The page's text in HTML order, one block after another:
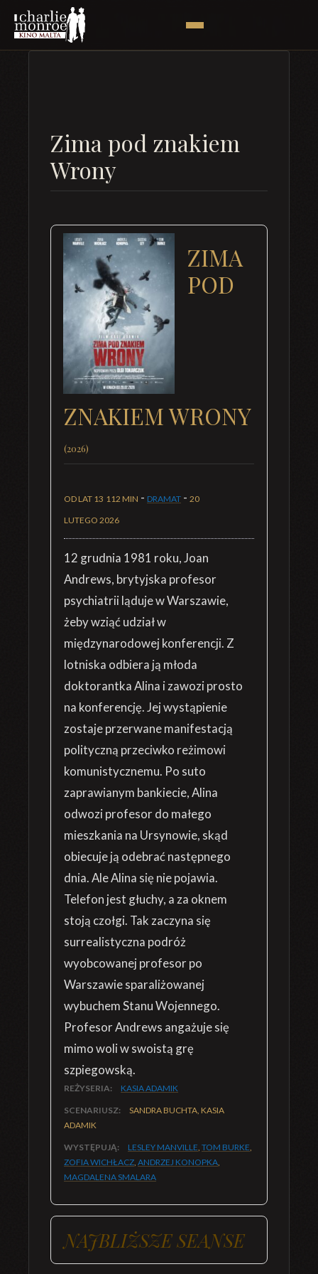
Zima pod znakiem
Wrony
ZIMA
POD
ZNAKIEM WRONY
(2026)
OD LAT 13 112 MIN - DRAMAT - 20
LUTEGO 2026
12 grudnia 1981 roku, Joan
Andrews, brytyjska profesor
psychiatrii ląduje w Warszawie,
żeby wziąć udział w
międzynarodowej konferencji. Z
lotniska odbiera ją młoda
doktorantka Alina i zawozi prosto
na konferencję. Jej wystąpienie
zostaje przerwane manifestacją
polityczną przeciwko reżimowi
komunistycznemu. Po suto
zaprawianym bankiecie, Alina
odwozi profesor do małego
mieszkania na Ursynowie, skąd
obiecuje ją odebrać następnego
dnia. Ale Alina się nie pojawia.
Telefon jest głuchy, a za oknem
stoją czołgi. Tak zaczyna się
surrealistyczna podróż
wyobcowanej profesor po
Warszawie sparaliżowanej
wybuchem Stanu Wojennego.
Profesor Andrews angażuje się
mimo woli w swoistą grę
szpiegowską.
REŻYSERIA: KASIA ADAMIK
SCENARIUSZ:
SANDRA BUCHTA, KASIA
ADAMIK
WYSTĘPUJĄ: LESLEY MANVILLE, TOM BURKE,
ZOFIA WICHŁACZ, ANDRZEJ KONOPKA,
MAGDALENA SMALARA
NAJBLIŻSZE SEANSE